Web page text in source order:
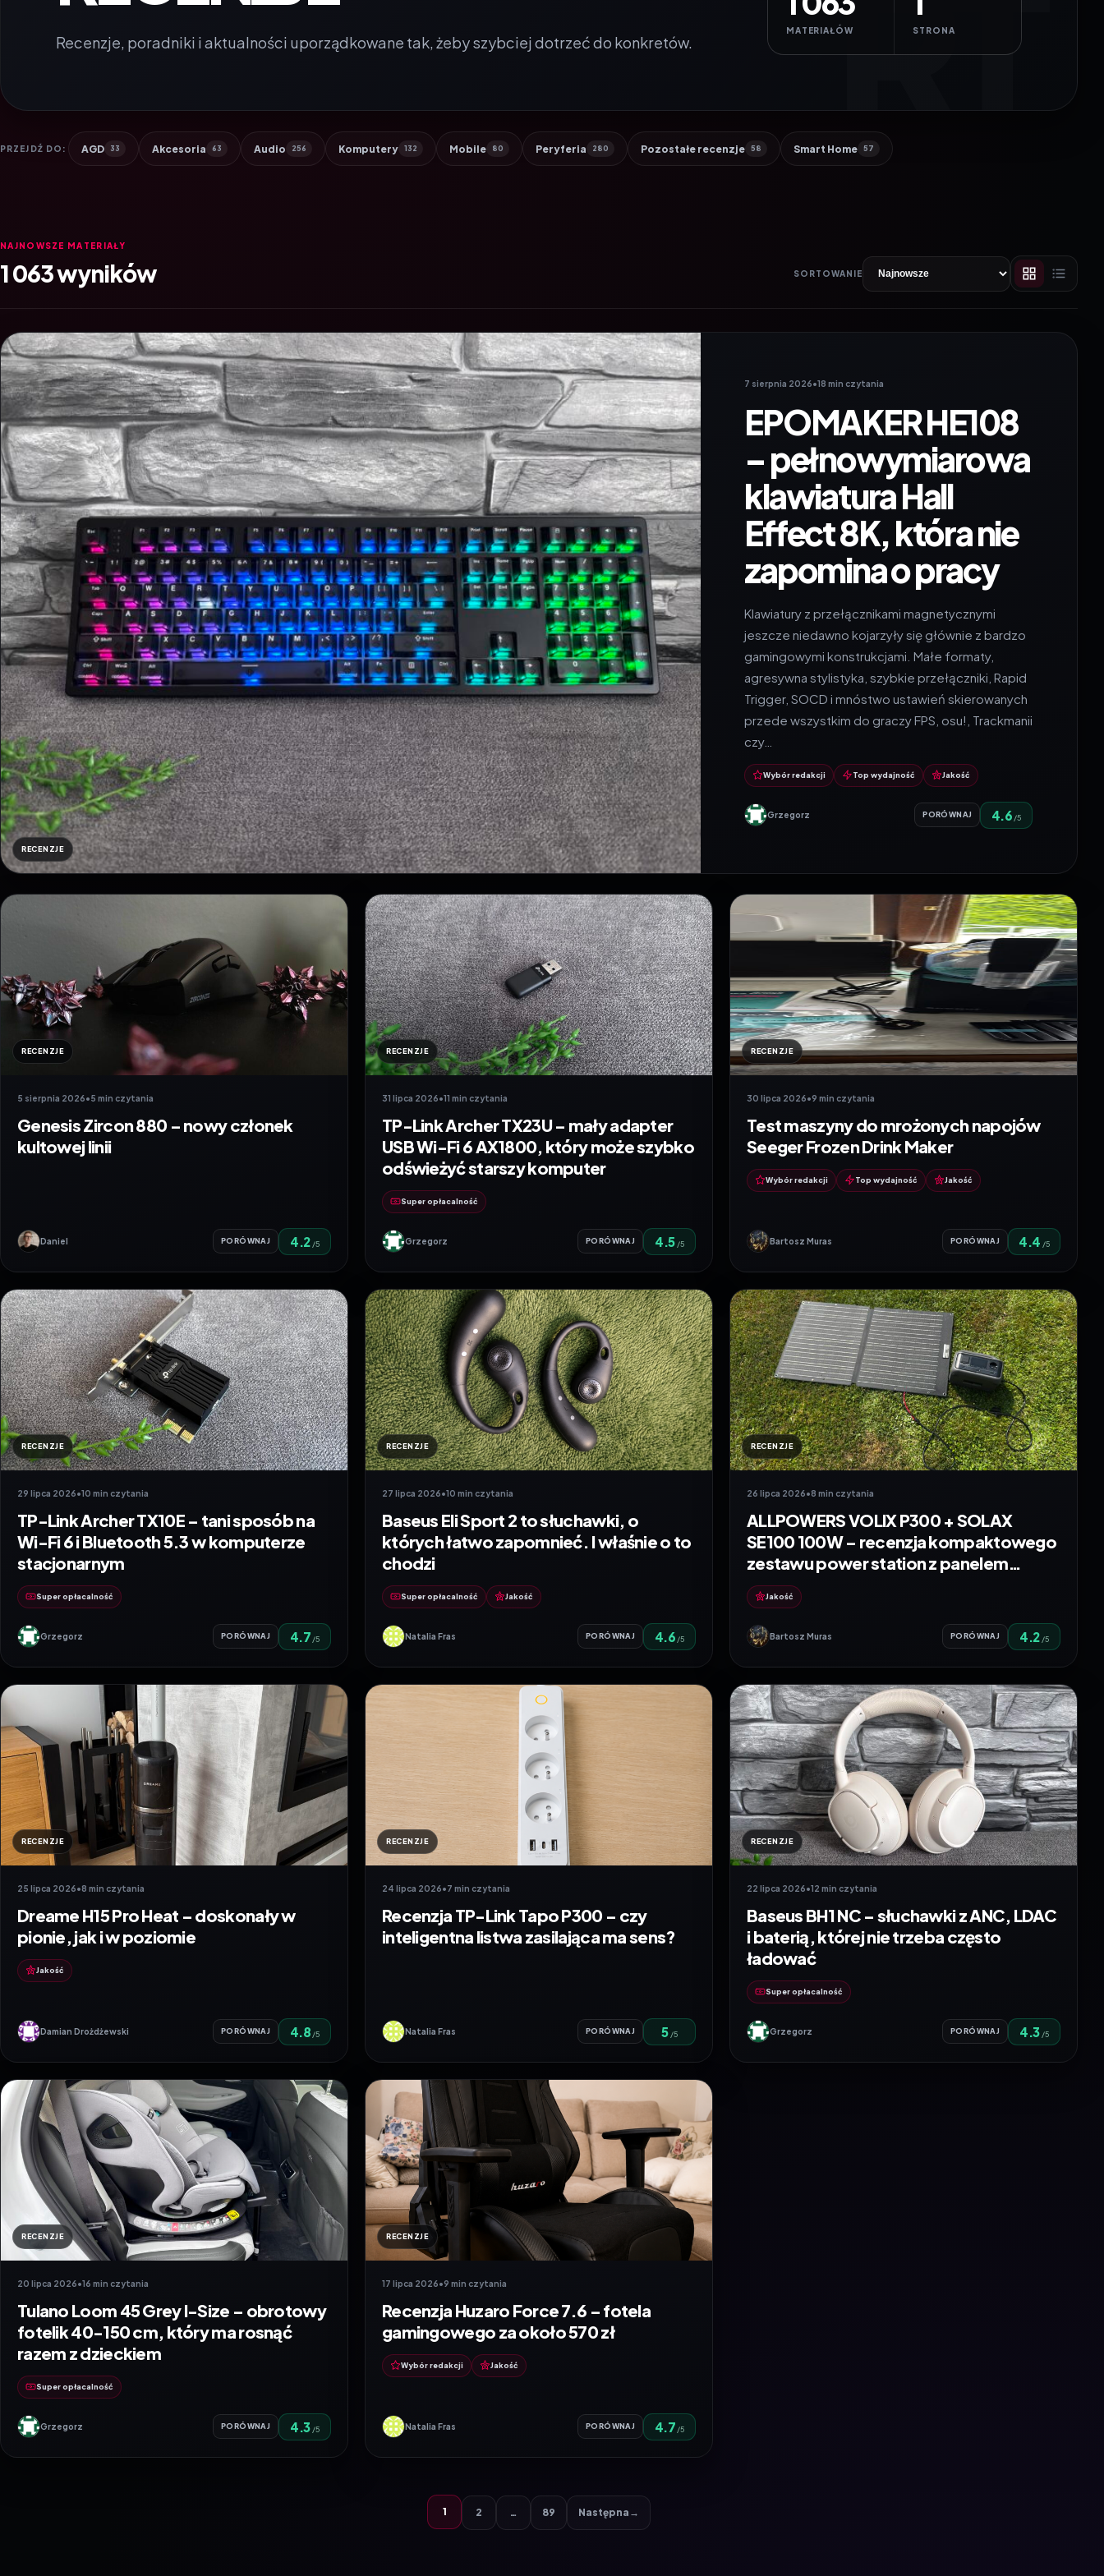
Recenzje, poradniki i aktualności uporządkowane tak, żeby szybciej dotrzeć do konkretów.
MATERIAŁÓW STRONA
PRZEJDŹ DO: AGD 33 Akcesoria 63 Audio 256 Komputery 132 Mobile 80 Peryferia 280 Pozostałe recenzje 58 Smart Home 57
NAJNOWSZE MATERIAŁY
1 063 wyników SORTOWANIE
RECENZJE
7 sierpnia 2026•18 min czytania
EPOMAKER HE108
– pełnowymiarowa
klawiatura Hall
Effect 8K, która nie
zapomina o pracy
Klawiatury z przełącznikami magnetycznymi
jeszcze niedawno kojarzyły się głównie z bardzo
gamingowymi konstrukcjami. Małe formaty,
agresywna stylistyka, szybkie przełączniki, Rapid
Trigger, SOCD i mnóstwo ustawień skierowanych
przede wszystkim do graczy FPS, osu!, Trackmanii
czy…
Wybór redakcji Top wydajność Jakość
Grzegorz PORÓWNAJ 4.6 /5
RECENZJE
5 sierpnia 2026•5 min czytania
Genesis Zircon 880 – nowy członek
kultowej linii
Daniel PORÓWNAJ 4.2 /5
RECENZJE
31 lipca 2026•11 min czytania
TP-Link Archer TX23U – mały adapter
USB Wi-Fi 6 AX1800, który może szybko
odświeżyć starszy komputer
Super opłacalność
Grzegorz PORÓWNAJ 4.5 /5
RECENZJE
30 lipca 2026•9 min czytania
Test maszyny do mrożonych napojów
Seeger Frozen Drink Maker
Wybór redakcji Top wydajność Jakość
Bartosz Muras PORÓWNAJ 4.4 /5
RECENZJE
29 lipca 2026•10 min czytania
TP-Link Archer TX10E – tani sposób na
Wi-Fi 6 i Bluetooth 5.3 w komputerze
stacjonarnym
Super opłacalność
Grzegorz PORÓWNAJ 4.7 /5
RECENZJE
27 lipca 2026•10 min czytania
Baseus Eli Sport 2 to słuchawki, o
których łatwo zapomnieć. I właśnie o to
chodzi
Super opłacalność Jakość
Natalia Fras PORÓWNAJ 4.6 /5
RECENZJE
26 lipca 2026•8 min czytania
ALLPOWERS VOLIX P300 + SOLAX
SE100 100W – recenzja kompaktowego
zestawu power station z panelem
słonecznym
Jakość
Bartosz Muras PORÓWNAJ 4.2 /5
RECENZJE
25 lipca 2026•8 min czytania
Dreame H15 Pro Heat – doskonały w
pionie, jak i w poziomie
Jakość
Damian Drożdżewski PORÓWNAJ 4.8 /5
RECENZJE
24 lipca 2026•7 min czytania
Recenzja TP-Link Tapo P300 – czy
inteligentna listwa zasilająca ma sens?
Natalia Fras PORÓWNAJ 5 /5
RECENZJE
22 lipca 2026•12 min czytania
Baseus BH1 NC – słuchawki z ANC, LDAC
i baterią, której nie trzeba często
ładować
Super opłacalność
Grzegorz PORÓWNAJ 4.3 /5
RECENZJE
20 lipca 2026•16 min czytania
Tulano Loom 45 Grey I-Size – obrotowy
fotelik 40-150 cm, który ma rosnąć
razem z dzieckiem
Super opłacalność
Grzegorz PORÓWNAJ 4.3 /5
RECENZJE
17 lipca 2026•9 min czytania
Recenzja Huzaro Force 7.6 – fotela
gamingowego za około 570 zł
Wybór redakcji Jakość
Natalia Fras PORÓWNAJ 4.7 /5
1 2 … 89 Następna →